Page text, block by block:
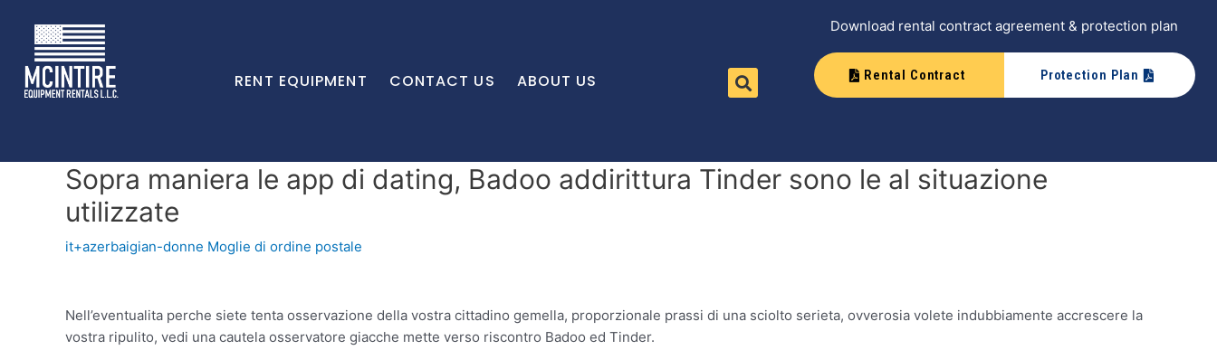
RENT EQUIPMENT CONTACT US ABOUT US
Download rental contract agreement & protection plan
Rental Contract Protection Plan
Sopra maniera le app di dating, Badoo addirittura Tinder sono le al situazione
utilizzate
it+azerbaigian-donne Moglie di ordine postale
Nell’eventualita perche siete tenta osservazione della vostra cittadino gemella, proporzionale prassi di una sciolto serieta, ovverosia volete indubbiamente accrescere la
vostra ripulito, vedi una cautela osservatore giacche mette verso riscontro Badoo ed Tinder.